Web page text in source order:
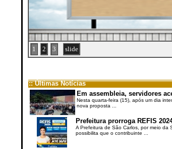
1 2 3 slide
:: Últimas Notícias
Em assembleia, servidores
Nesta quarta-feira (15), após um dia
nova proposta ...
Prefeitura prorroga REFIS
A Prefeitura de São Carlos, por meio da
possibilita que o contribuinte ...